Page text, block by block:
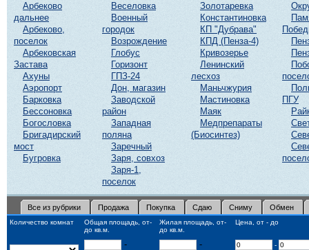
Арбеково
дальнее
Арбеково,
поселок
Арбековская
Застава
Ахуны
Аэропорт
Барковка
Бессоновка
Богословка
Бригадирский
мост
Бугровка
Веселовка
Военный
городок
Возрождение
Глобус
Горизонт
ГПЗ-24
Дон, магазин
Заводской
район
Западная
поляна
Заречный
Заря, совхоз
Заря-1,
поселок
Золотаревка
Константиновка
КП "Дубрава"
КПД (Пенза-4)
Кривозерье
Ленинский
лесхоз
Маньчжурия
Мастиновка
Маяк
Медпрепараты
(Биосинтез)
ПГУ
Все из рубрики Продажа Покупка Сдаю Сниму Обмен
Количество комнат
Общая площадь, от-
до кв.м.
Жилая площадь, от-
до кв.м.
Цена, от - до
- - -